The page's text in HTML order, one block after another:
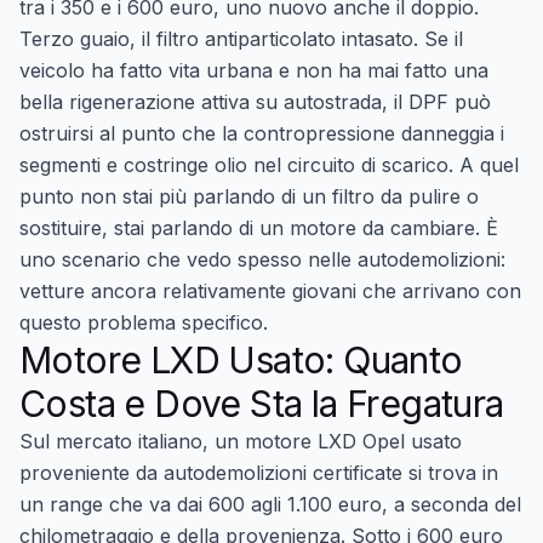
tra i 350 e i 600 euro, uno nuovo anche il doppio.
Terzo guaio, il filtro antiparticolato intasato. Se il
veicolo ha fatto vita urbana e non ha mai fatto una
bella rigenerazione attiva su autostrada, il DPF può
ostruirsi al punto che la contropressione danneggia i
segmenti e costringe olio nel circuito di scarico. A quel
punto non stai più parlando di un filtro da pulire o
sostituire, stai parlando di un motore da cambiare. È
uno scenario che vedo spesso nelle autodemolizioni:
vetture ancora relativamente giovani che arrivano con
questo problema specifico.
Motore LXD Usato: Quanto
Costa e Dove Sta la Fregatura
Sul mercato italiano, un motore LXD Opel usato
proveniente da autodemolizioni certificate si trova in
un range che va dai 600 agli 1.100 euro, a seconda del
chilometraggio e della provenienza. Sotto i 600 euro